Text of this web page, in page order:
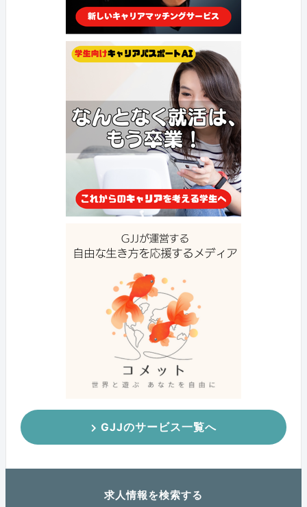
GJJのサービス一覧へ
求人情報を検索する